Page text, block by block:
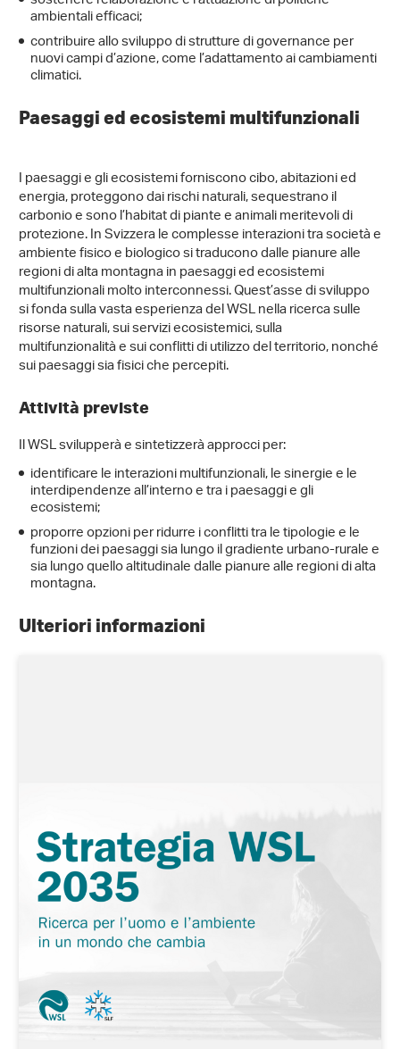
ambientali efficaci;
contribuire allo sviluppo di strutture di governance per
nuovi campi d’azione, come l’adattamento ai cambiamenti
climatici.
Paesaggi ed ecosistemi multifunzionali
I paesaggi e gli ecosistemi forniscono cibo, abitazioni ed
energia, proteggono dai rischi naturali, sequestrano il
carbonio e sono l’habitat di piante e animali meritevoli di
protezione. In Svizzera le complesse interazioni tra società e
ambiente fisico e biologico si traducono dalle pianure alle
regioni di alta montagna in paesaggi ed ecosistemi
multifunzionali molto interconnessi. Quest’asse di sviluppo
si fonda sulla vasta esperienza del WSL nella ricerca sulle
risorse naturali, sui servizi ecosistemici, sulla
multifunzionalità e sui conflitti di utilizzo del territorio, nonché
sui paesaggi sia fisici che percepiti.
Attività previste
Il WSL svilupperà e sintetizzerà approcci per:
identificare le interazioni multifunzionali, le sinergie e le
interdipendenze all’interno e tra i paesaggi e gli
ecosistemi;
proporre opzioni per ridurre i conflitti tra le tipologie e le
funzioni dei paesaggi sia lungo il gradiente urbano-rurale e
sia lungo quello altitudinale dalle pianure alle regioni di alta
montagna.
Ulteriori informazioni